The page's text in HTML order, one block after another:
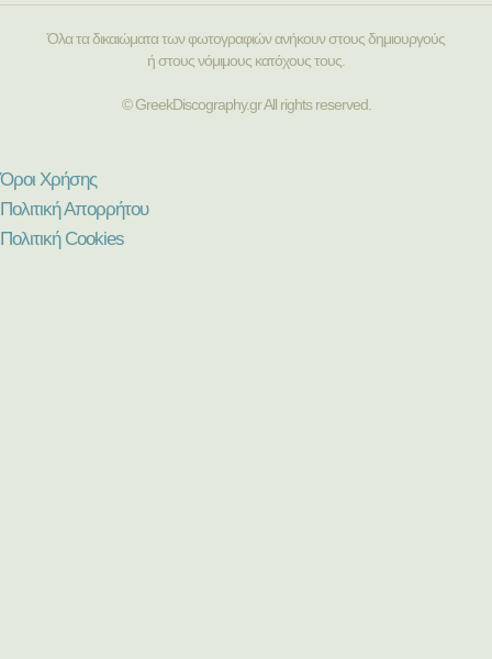
Όλα τα δικαιώματα των φωτογραφιών ανήκουν στους δημιουργούς
ή στους νόμιμους κατόχους τους.
© GreekDiscography.gr All rights reserved.
Όροι Χρήσης
Πολιτική Απορρήτου
Πολιτική Cookies